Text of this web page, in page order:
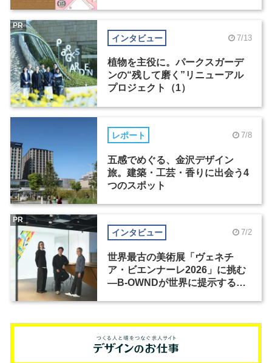
インタビュー 7/13
植物を主役に。パークスガーデ
ンの“残して磨く”リニューアル
プロジェクト（1）
PR
レポート 7/8
五感でめぐる、金沢デザイン
旅。建築・工芸・香りに出会う4
つのスポット
インタビュー 7/2
世界最古の美術展「ヴェネチ
ア・ビエンナーレ2026」に挑む
―B-OWNDが世界に提示する美
PR